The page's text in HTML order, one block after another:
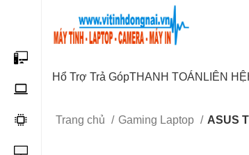
Hổ Trợ Trả GópTHANH TOÁN LIÊN HỆ
Trang chủ Gaming Laptop ASUS
Start typing to see posts you are looking for.